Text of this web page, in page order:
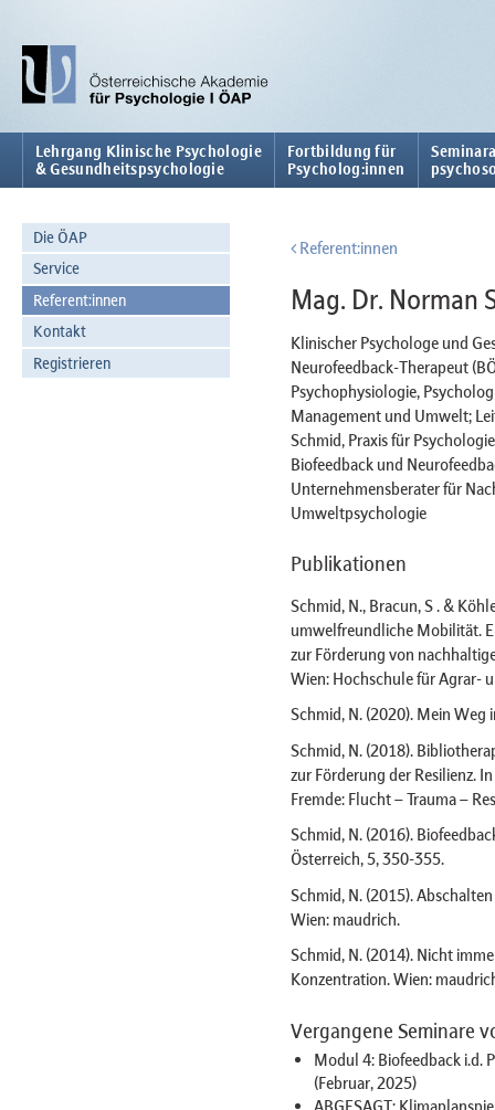
Lehrgang Klinische Psychologie
& Gesundheitspsychologie
Fortbildung für
Psycholog:innen
Die ÖAP
Service
Referent:innen
Kontakt
Registrieren
Referent:innen
Mag. Dr. Norman
Klinischer Psychologe und
Neurofeedback-Therapeut
Psychophysiologie,
Management und Umwelt;
Schmid, Praxis für
Biofeedback und
Unternehmensberater für
Umweltpsychologie
Publikationen
Schmid, N., Bracun, S . &
umwelfreundliche Mobilität.
zur Förderung von
Wien: Hochschule für Agrar-
Schmid, N. (2020). Mein Weg
Schmid, N. (2018).
zur Förderung der Resilienz.
Fremde: Flucht – Trauma –
Schmid, N. (2016).
Österreich, 5, 350-355.
Schmid, N. (2015).
Wien: maudrich.
Schmid, N. (2014). Nicht
Konzentration. Wien:
Vergangene Seminare
Modul 4: Biofeedback i.d.
(Februar, 2025)
ABGESAGT: